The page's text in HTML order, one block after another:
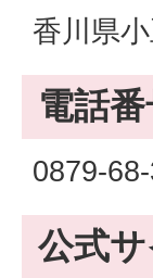
香川県
電話
0879-
公式サ